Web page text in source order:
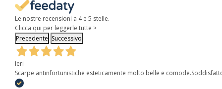
Le nostre recensioni a 4 e 5 stelle.
Clicca qui per leggerle tutte >
Precedente Successivo
Ieri
Scarpe antinfortunistiche esteticamente molto belle e